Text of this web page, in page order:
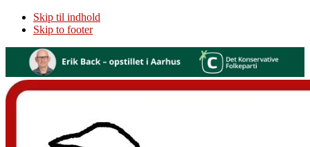
Skip til indhold
Skip to footer
Additional
menu